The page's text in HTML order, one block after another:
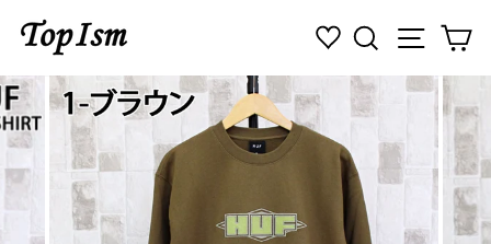
ン
ツ
に
ス
キ
検索 ナビ